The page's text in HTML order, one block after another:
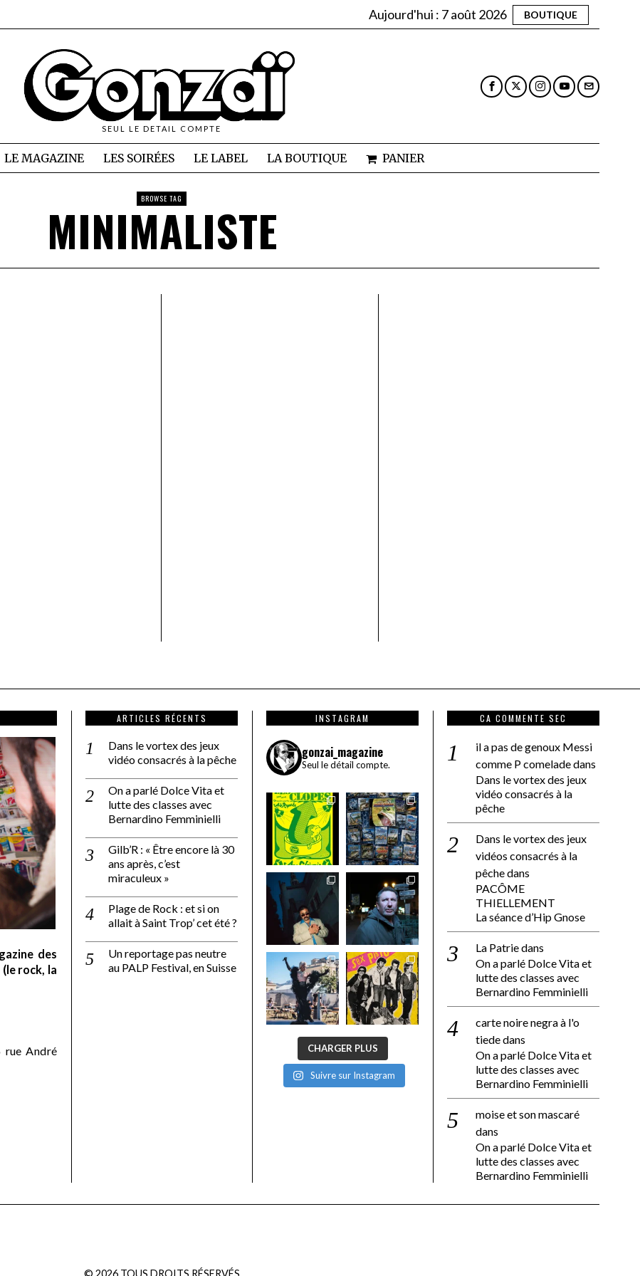
Aujourd'hui : 7 août 2026 BOUTIQUE
SEUL LE DETAIL COMPTE
LE MAGAZINE LES SOIRÉES LE LABEL LA BOUTIQUE PANIER
BROWSE TAG
MINIMALISTE
des
rock, la
rue André
ARTICLES RÉCENTS
Dans le vortex des jeux
vidéo consacrés à la pêche
On a parlé Dolce Vita et
lutte des classes avec
Bernardino Femminielli
Gilb’R : « Être encore là 30
ans après, c’est
miraculeux »
Plage de Rock : et si on
allait à Saint Trop’ cet été ?
Un reportage pas neutre
au PALP Festival, en Suisse
INSTAGRAM
gonzai_magazine
Seul le détail compte.
CHARGER PLUS
Suivre sur Instagram
CA COMMENTE SEC
il a pas de genoux Messi
comme P comeladedans
Dans le vortex des jeux
vidéo consacrés à la
pêche
Dans le vortex des jeux
vidéos consacrés à la
pêchedans
PACÔME
THIELLEMENT
La séance d’Hip Gnose
La Patriedans
On a parlé Dolce Vita et
lutte des classes avec
Bernardino Femminielli
carte noire negra à l'o
tiededans
On a parlé Dolce Vita et
lutte des classes avec
Bernardino Femminielli
moise et son mascaré
dans
On a parlé Dolce Vita et
lutte des classes avec
Bernardino Femminielli
© 2026TOUS DROITS RÉSERVÉS